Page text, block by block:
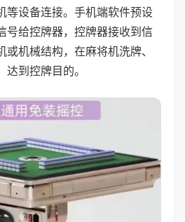
等设备连接。手机端软件预设
号给控牌器，控牌器接收到信
机械结构，在麻将机洗牌、
到控牌目的。